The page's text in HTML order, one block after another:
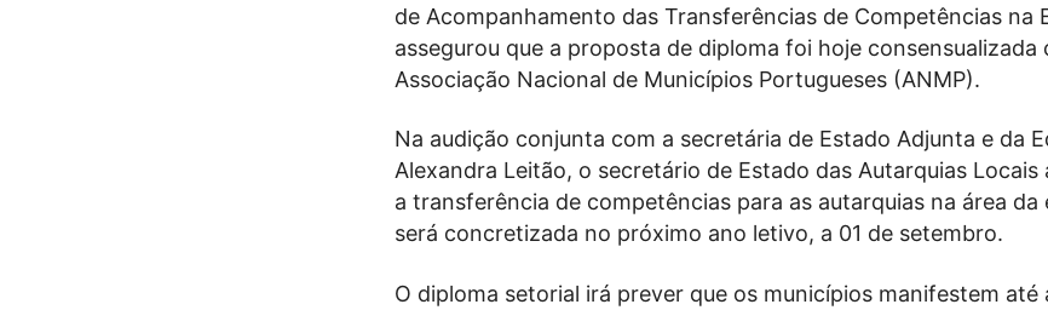
de Acompanhamento das Transferências de Competências na
assegurou que a proposta de diploma foi hoje consensualizada
Associação Nacional de Municípios Portugueses (ANMP).
Na audição conjunta com a secretária de Estado Adjunta e da
Alexandra Leitão, o secretário de Estado das Autarquias Locais
a transferência de competências para as autarquias na área da
será concretizada no próximo ano letivo, a 01 de setembro.
O diploma setorial irá prever que os municípios manifestem até